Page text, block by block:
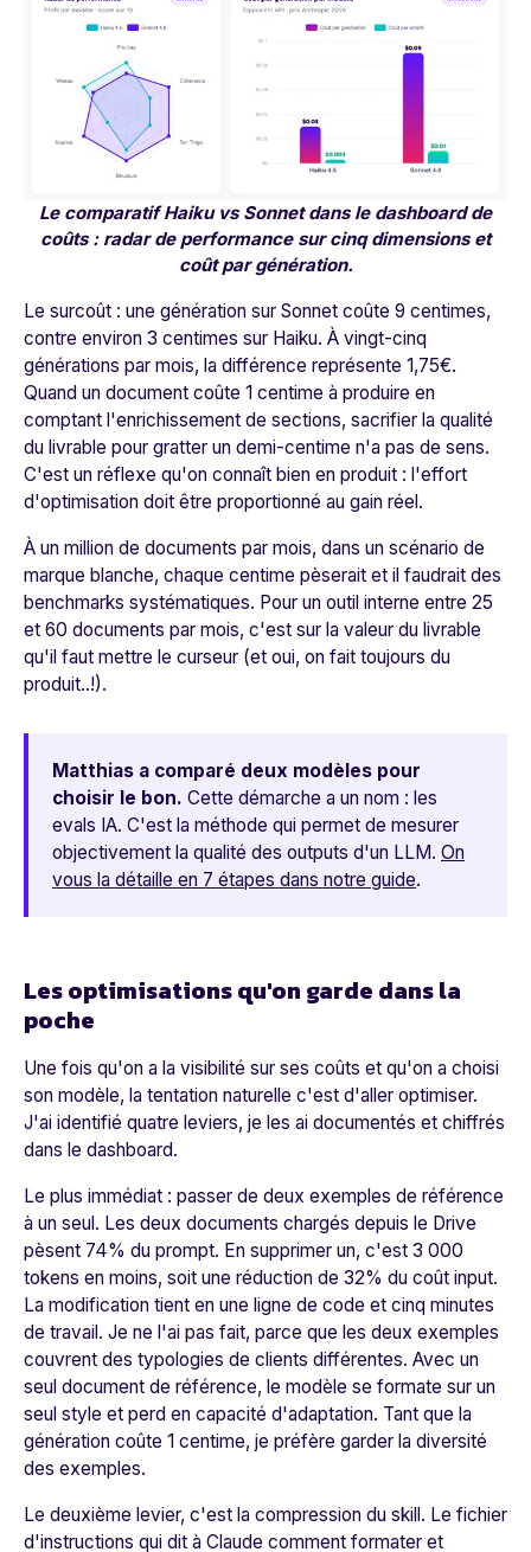
Le comparatif Haiku vs Sonnet dans le dashboard de
coûts : radar de performance sur cinq dimensions et
coût par génération.
Le surcoût : une génération sur Sonnet coûte 9 centimes,
contre environ 3 centimes sur Haiku. À vingt-cinq
générations par mois, la différence représente 1,75€.
Quand un document coûte 1 centime à produire en
comptant l'enrichissement de sections, sacrifier la qualité
du livrable pour gratter un demi-centime n'a pas de sens.
C'est un réflexe qu'on connaît bien en produit : l'effort
d'optimisation doit être proportionné au gain réel.
À un million de documents par mois, dans un scénario de
marque blanche, chaque centime pèserait et il faudrait des
benchmarks systématiques. Pour un outil interne entre 25
et 60 documents par mois, c'est sur la valeur du livrable
qu'il faut mettre le curseur (et oui, on fait toujours du
produit..!).
Matthias a comparé deux modèles pour
choisir le bon. Cette démarche a un nom : les
evals IA. C'est la méthode qui permet de mesurer
objectivement la qualité des outputs d'un LLM. On
vous la détaille en 7 étapes dans notre guide.
Les optimisations qu'on garde dans la
poche
Une fois qu'on a la visibilité sur ses coûts et qu'on a choisi
son modèle, la tentation naturelle c'est d'aller optimiser.
J'ai identifié quatre leviers, je les ai documentés et chiffrés
dans le dashboard.
Le plus immédiat : passer de deux exemples de référence
à un seul. Les deux documents chargés depuis le Drive
pèsent 74% du prompt. En supprimer un, c'est 3 000
tokens en moins, soit une réduction de 32% du coût input.
La modification tient en une ligne de code et cinq minutes
de travail. Je ne l'ai pas fait, parce que les deux exemples
couvrent des typologies de clients différentes. Avec un
seul document de référence, le modèle se formate sur un
seul style et perd en capacité d'adaptation. Tant que la
génération coûte 1 centime, je préfère garder la diversité
des exemples.
Le deuxième levier, c'est la compression du skill. Le fichier
d'instructions qui dit à Claude comment formater et